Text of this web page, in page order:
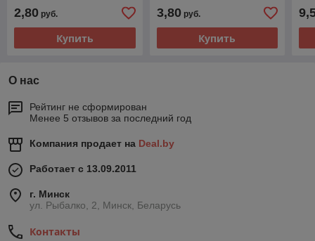
2,80 руб.
Купить
3,80руб.
Купить
О нас
Рейтинг не сформирован
Менее 5 отзывов за последний год
Компания продает на Deal.by
Работает с 13.09.2011
г. Минск
ул. Рыбалко, 2, Минск, Беларусь
Контакты